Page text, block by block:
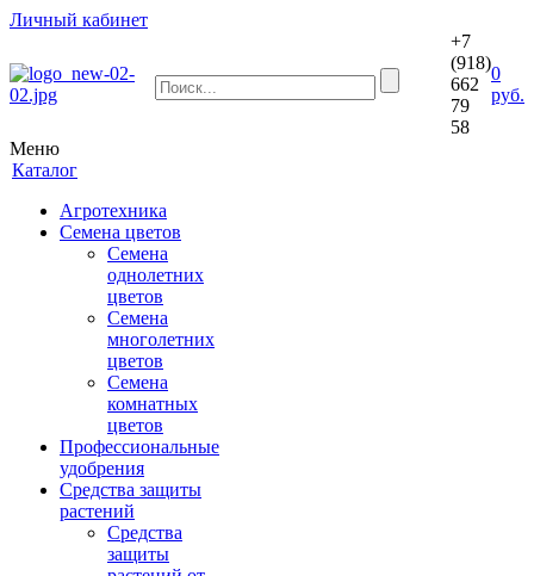
Личный кабинет
+7
(918)
662
79
58
0
руб.
Меню
Каталог
Агротехника
Семена цветов
Семена
однолетних
цветов
Семена
многолетних
цветов
Семена
комнатных
цветов
Профессиональные
удобрения
Средства защиты
растений
Средства
защиты